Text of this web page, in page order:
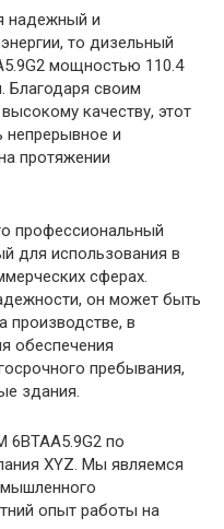
надежный и
то дизельный
мощностью 110.4
Благодаря своим
качеству, этот
непрерывное и
протяжении
профессиональный
для использования в
сферах.
он может быть
производстве, в
обеспечения
пребывания,
здания.
6BTAA5.9G2 по
XYZ. Мы являемся
опыт работы на